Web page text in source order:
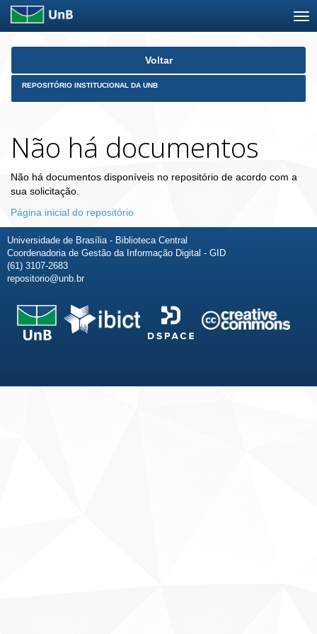
Skip
Voltar
REPOSITÓRIO INSTITUCIONAL DA UNB
Não há documentos
Não há documentos disponíveis no repositório de acordo com a
sua solicitação.
Página inicial do repositório
Universidade de Brasília - Biblioteca Central
Coordenadoria de Gestão da Informação Digital - GID
(61) 3107-2683
repositorio@unb.br